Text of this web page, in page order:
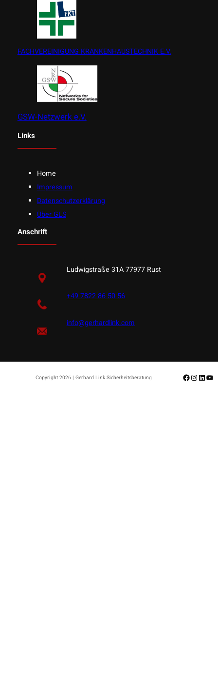
FACHVEREINIGUNG KRANKENHAUSTECHNIK E.V.
GSW-Netzwerk e.V.
Links
Home
Impressum
Datenschutzerklärung
Über GLS
Anschrift
Ludwigstraße 31A 77977 Rust
+49 7822 86 50 56
info@gerhardlink.com
Copyright 2026 | Gerhard Link Sicherheitsberatung Facebook